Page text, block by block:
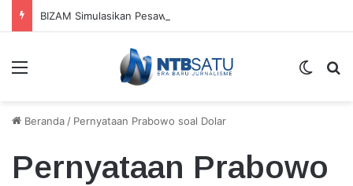
Menu
Beranda / Pernyataan Prabowo soal Dolar
Pernyataan Prabowo